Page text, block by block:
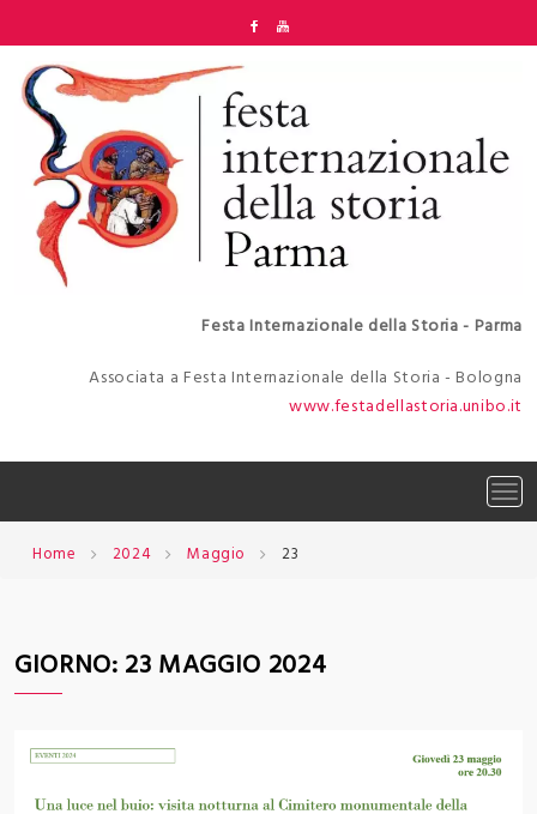
content
Festa Internazionale della Storia - Parma
Associata a Festa Internazionale della Storia - Bologna
www.festadellastoria.unibo.it
Home 2024 Maggio 23
GIORNO: 23 MAGGIO 2024